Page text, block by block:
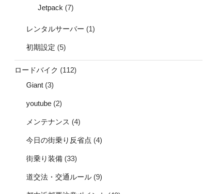
Jetpack (7)
レンタルサーバー (1)
初期設定 (5)
ロードバイク (112)
Giant (3)
youtube (2)
メンテナンス (4)
今日の街乗り反省点 (4)
街乗り装備 (33)
道交法・交通ルール (9)